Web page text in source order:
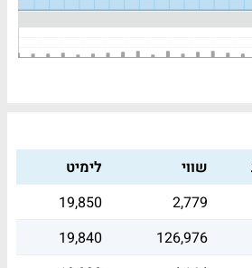
שווי
לימיט
2,779
19,850
126,976
19,840